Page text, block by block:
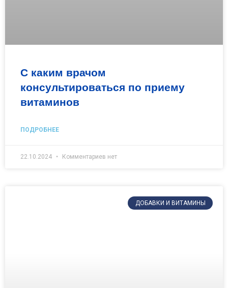
С каким врачом
консультироваться по приему
витаминов
ПОДРОБНЕЕ
22.10.2024 Комментариев нет
ДОБАВКИ И ВИТАМИНЫ